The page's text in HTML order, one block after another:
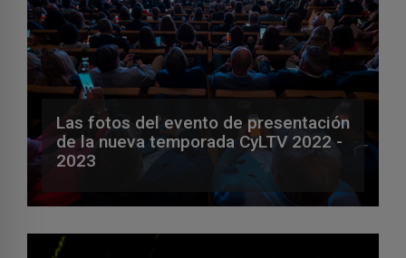
Las fotos del evento de presentación
de la nueva temporada CyLTV 2022 -
2023